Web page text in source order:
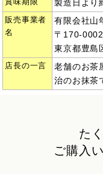
製造日より
販売事業者
名
有限会社山
〒170-0002
東京都豊島
店長の一言
老舗のお茶
治のお抹茶
た
ご購入